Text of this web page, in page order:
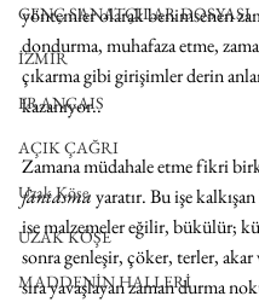
GENÇ SANATÇILAR DOSYASI
İZMİR
FRANÇAIS
AÇIK ÇAĞRI
Uzak Köşe
UZAK KÖŞE
MADDENİN HALLERİ
yöntemler olarak benimsenen
dondurma, muhafaza etme,
çıkarma gibi girişimler derin
kazanıyor..
Zamana müdahale etme fikri
fantasma yaratır. Bu işe
ise malzemeler eğilir, bükülür;
sonra genleşir, çöker, terler, akar
sıra yavaşlayan zaman durma